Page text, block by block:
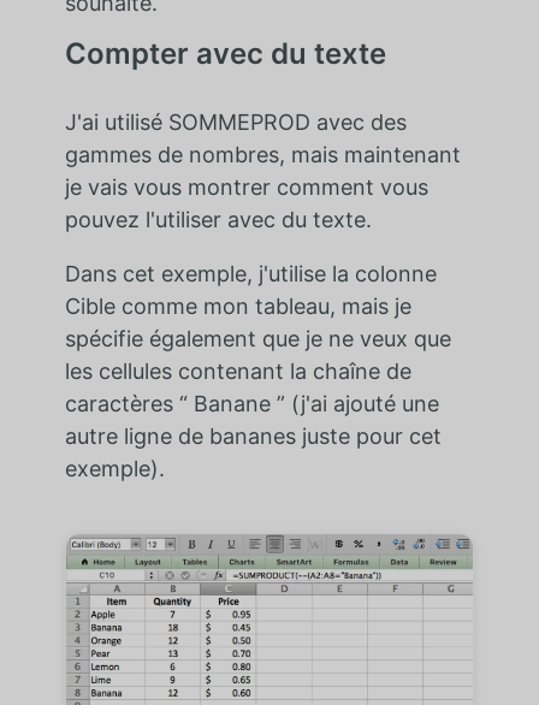
Compter avec du texte
J'ai utilisé SOMMEPROD avec des
gammes de nombres, mais maintenant
je vais vous montrer comment vous
pouvez l'utiliser avec du texte.
Dans cet exemple, j'utilise la colonne
Cible comme mon tableau, mais je
spécifie également que je ne veux que
les cellules contenant la chaîne de
caractères “ Banane ” (j'ai ajouté une
autre ligne de bananes juste pour cet
exemple).